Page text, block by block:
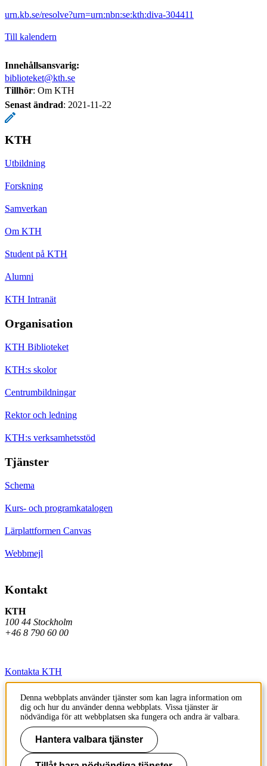
urn.kb.se/resolve?urn=urn:nbn:se:kth:diva-304411
Till kalendern
Innehållsansvarig:
biblioteket@kth.se
Tillhör: Om KTH
Senast ändrad: 2021-11-22
KTH
Utbildning
Forskning
Samverkan
Om KTH
Student på KTH
Alumni
KTH Intranät
Organisation
KTH Biblioteket
KTH:s skolor
Centrumbildningar
Rektor och ledning
KTH:s verksamhetsstöd
Tjänster
Schema
Kurs- och programkatalogen
Lärplattformen Canvas
Webbmejl
Kontakt
KTH
100 44 Stockholm
+46 8 790 60 00
Kontakta KTH
Jobba på KTH
Press och media
Faktura och betalning KTH
Om KTH:s webbplatser
Denna webbplats använder tjänster som kan lagra information om
dig och hur du använder denna webbplats. Vissa tjänster är
nödvändiga för att webbplatsen ska fungera och andra är valbara.
Hantera valbara tjänster